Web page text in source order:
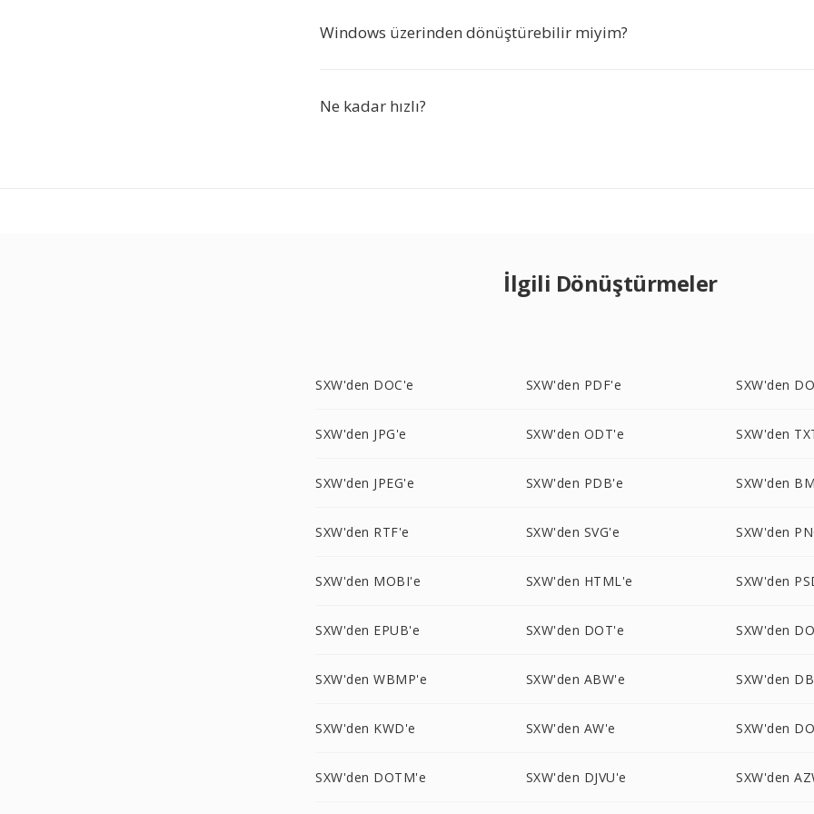
Windows üzerinden dönüştürebilir miyim?
Ne kadar hızlı?
İlgili Dönüştürmeler
SXW'den DOC'e SXW'den PDF'e SXW'den
SXW'den JPG'e SXW'den ODT'e SXW'den
SXW'den JPEG'e SXW'den PDB'e SXW'den
SXW'den RTF'e SXW'den SVG'e SXW'den
SXW'den MOBI'e SXW'den HTML'e SXW'den
SXW'den EPUB'e SXW'den DOT'e SXW'den
SXW'den WBMP'e SXW'den ABW'e SXW'den
SXW'den KWD'e SXW'den AW'e SXW'den
SXW'den DOTM'e SXW'den DJVU'e SXW'den